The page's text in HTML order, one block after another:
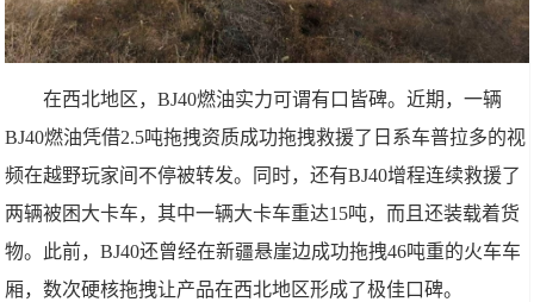
在西北地区，BJ40燃油实力可谓有口皆碑。近期，一辆
BJ40燃油凭借2.5吨拖拽资质成功拖拽救援了日系车普拉多的视
频在越野玩家间不停被转发。同时，还有BJ40增程连续救援了
两辆被困大卡车，其中一辆大卡车重达15吨，而且还装载着货
物。此前，BJ40还曾经在新疆悬崖边成功拖拽46吨重的火车车
厢，数次硬核拖拽让产品在西北地区形成了极佳口碑。